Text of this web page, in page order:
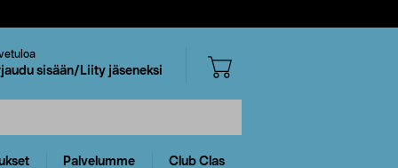
sisään/Liity jäseneksi
Palvelumme Club Clas